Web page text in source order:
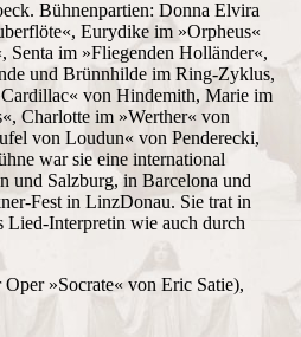
Bühnenpartien: Donna Elvira
Eurydike im »Orpheus«
im »Fliegenden Holländer«,
und Brünnhilde im Ring-Zyklus,
von Hindemith, Marie im
Charlotte im »Werther« von
von Loudun« von Penderecki,
war sie eine international
und Salzburg, in Barcelona und
Fest in LinzDonau. Sie trat in
Lied-Interpretin wie auch durch
»Socrate« von Eric Satie),